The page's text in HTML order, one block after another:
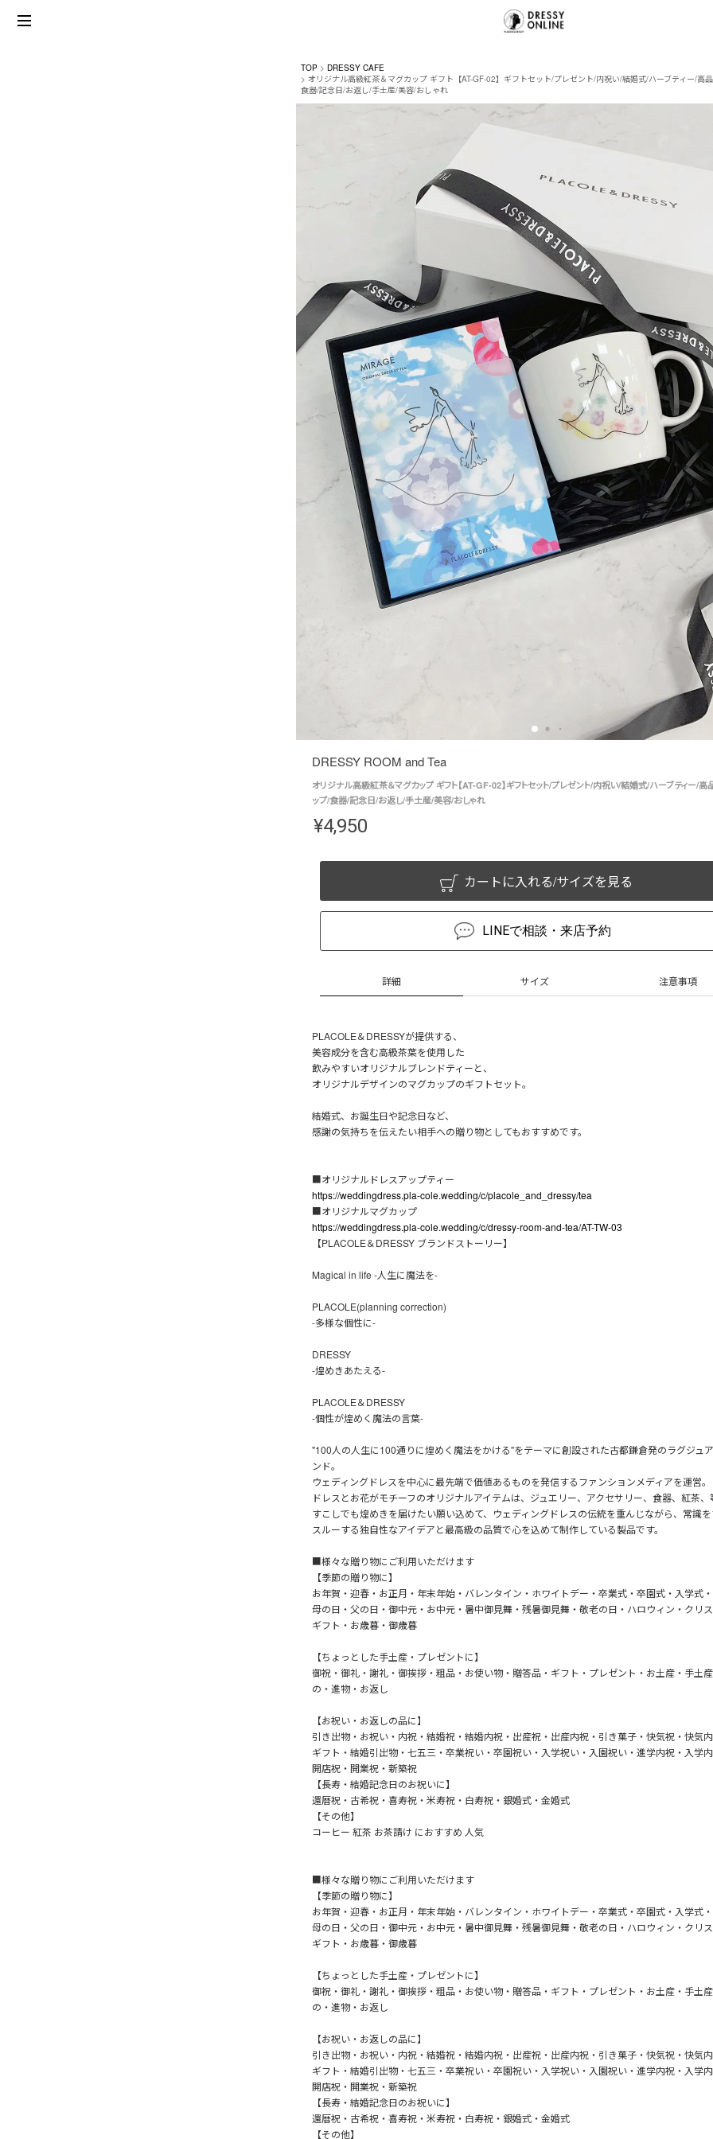
TOP
DRESSY CAFE
オリジナル高級紅茶＆マグカップ ギフト【AT-GF-02】ギフトセット/プレゼント/内祝い/結婚式/ハーブティー/高
食器/記念日/お返し/手土産/美容/おしゃれ
DRESSY ROOM and Tea
オリジナル高級紅茶＆マグカップ ギフト【AT-GF-02】ギフトセット/プレゼント/内祝い/結婚式/ハーブティー/高
ップ/食器/記念日/お返し/手土産/美容/おしゃれ
¥4,950
カートに入れる/サイズを見る
LINEで相談・来店予約
詳細 サイズ 注意事項
PLACOLE＆DRESSYが提供する、
美容成分を含む高級茶葉を使用した
飲みやすいオリジナルブレンドティーと、
オリジナルデザインのマグカップのギフトセット。
結婚式、お誕生日や記念日など、
感謝の気持ちを伝えたい相手への贈り物としてもおすすめです。
■オリジナルドレスアップティー
https://weddingdress.pla-cole.wedding/c/placole_and_dressy/tea
■オリジナルマグカップ
https://weddingdress.pla-cole.wedding/c/dressy-room-and-tea/AT-TW-03
【PLACOLE＆DRESSY ブランドストーリー】
Magical in life -人生に魔法を-
PLACOLE(planning correction)
-多様な個性に-
DRESSY
-煌めきあたえる-
PLACOLE＆DRESSY
-個性が煌めく魔法の言葉-
"100人の人生に100通りに煌めく魔法をかける"をテーマに創設された古都鎌倉発のラグジュ
ンド。
ウェディングドレスを中心に最先端で価値あるものを発信するファンションメディアを運営。
ドレスとお花がモチーフのオリジナルアイテムは、ジュエリー、アクセサリー、食器、紅茶、
すこしでも煌めきを届けたい願い込めて、ウェディングドレスの伝統を重んじながら、常識
スルーする独自性なアイデアと最高級の品質で心を込めて制作している製品です。
■様々な贈り物にご利用いただけます
【季節の贈り物に】
お年賀・迎春・お正月・年末年始・バレンタイン・ホワイトデー・卒業式・卒園式・入学式
母の日・父の日・御中元・お中元・暑中御見舞・残暑御見舞・敬老の日・ハロウィン・クリ
ギフト・お歳暮・御歳暮
【ちょっとした手土産・プレゼントに】
御祝・御礼・謝礼・御挨拶・粗品・お使い物・贈答品・ギフト・プレゼント・お土産・手土
の・進物・お返し
【お祝い・お返しの品に】
引き出物・お祝い・内祝・結婚祝・結婚内祝・出産祝・出産内祝・引き菓子・快気祝・快気
ギフト・結婚引出物・七五三・卒業祝い・卒園祝い・入学祝い・入園祝い・進学内祝・入学
開店祝・開業祝・新築祝
【長寿・結婚記念日のお祝いに】
還暦祝・古希祝・喜寿祝・米寿祝・白寿祝・銀婚式・金婚式
【その他】
コーヒー 紅茶 お茶請け におすすめ 人気
■様々な贈り物にご利用いただけます
【季節の贈り物に】
お年賀・迎春・お正月・年末年始・バレンタイン・ホワイトデー・卒業式・卒園式・入学式
母の日・父の日・御中元・お中元・暑中御見舞・残暑御見舞・敬老の日・ハロウィン・クリ
ギフト・お歳暮・御歳暮
【ちょっとした手土産・プレゼントに】
御祝・御礼・謝礼・御挨拶・粗品・お使い物・贈答品・ギフト・プレゼント・お土産・手土
の・進物・お返し
【お祝い・お返しの品に】
引き出物・お祝い・内祝・結婚祝・結婚内祝・出産祝・出産内祝・引き菓子・快気祝・快気
ギフト・結婚引出物・七五三・卒業祝い・卒園祝い・入学祝い・入園祝い・進学内祝・入学
開店祝・開業祝・新築祝
【長寿・結婚記念日のお祝いに】
還暦祝・古希祝・喜寿祝・米寿祝・白寿祝・銀婚式・金婚式
【その他】